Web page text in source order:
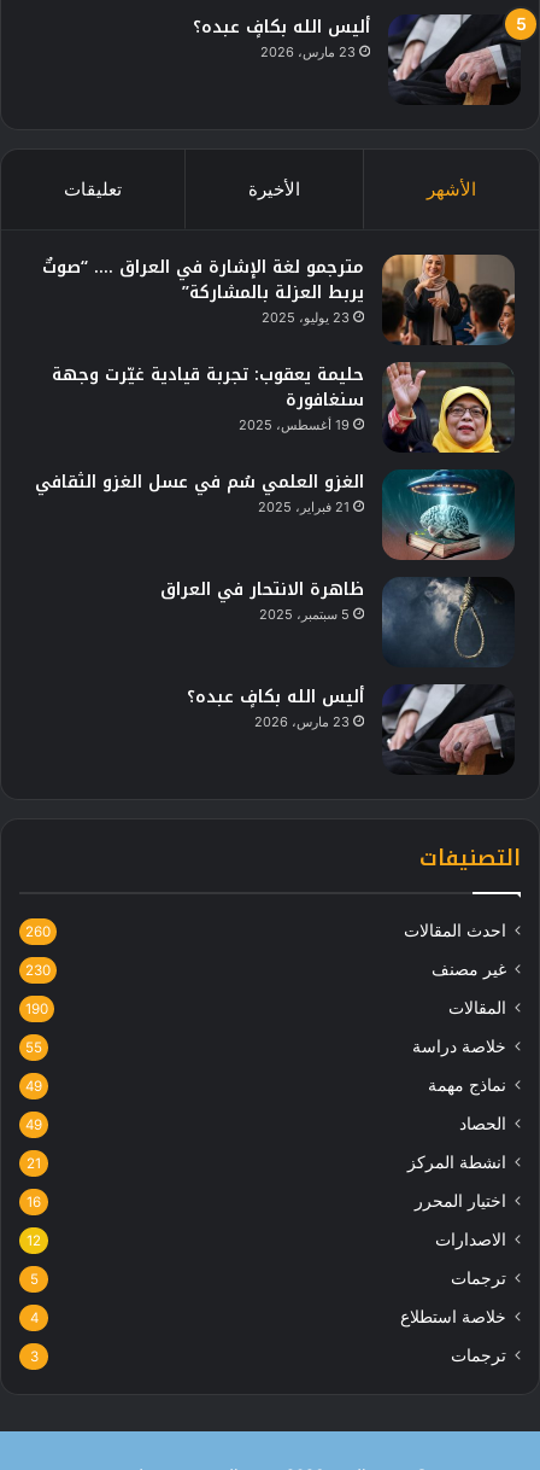
أليس الله بكافٍ عبده؟
23 مارس، 2026
الأشهر الأخيرة تعليقات
مترجمو لغة الإشارة في العراق …. “صوتٌ
يربط العزلة بالمشاركة”
23 يوليو، 2025
حليمة يعقوب: تجربة قيادية غيّرت وجهة
سنغافورة
19 أغسطس، 2025
الغزو العلمي سُم في عسل الغزو الثقافي
21 فبراير، 2025
ظاهرة الانتحار في العراق
5 سبتمبر، 2025
أليس الله بكافٍ عبده؟
23 مارس، 2026
التصنيفات
احدث المقالات 260
غير مصنف 230
المقالات 190
خلاصة دراسة 55
نماذج مهمة 49
الحصاد 49
انشطة المركز 21
اختيار المحرر 16
الاصدارات 12
ترجمات 5
خلاصة استطلاع 4
ترجمات 3